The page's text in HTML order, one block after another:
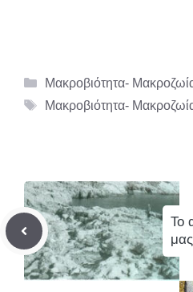
Κατηγορίες
Μακροβιότητα-
Ετικέτες
Μακροβιότητα-
Το